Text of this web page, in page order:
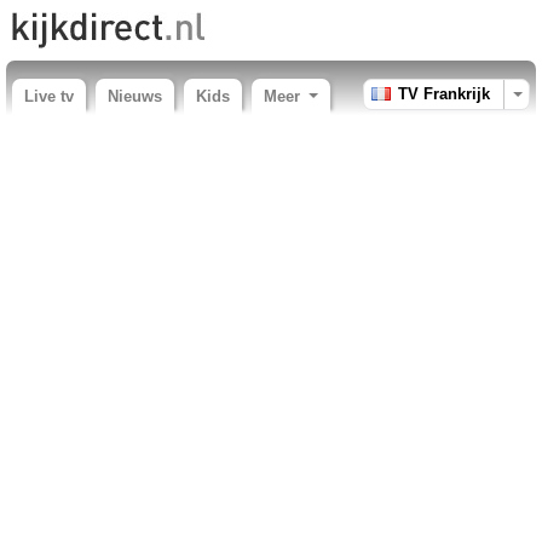
Live tv Nieuws Kids Meer TV Frankrijk